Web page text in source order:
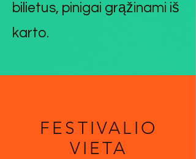
bilietus, pinigai grąžinami iš
karto.
FESTIVALIO
VIETA